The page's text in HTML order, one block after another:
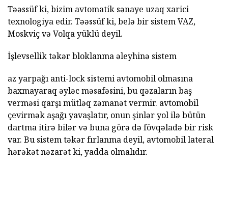
Təəssüf ki, bizim avtomatik sənaye uzaq xarici
texnologiya edir. Təəssüf ki, belə bir sistem VAZ,
Moskviç və Volqa yüklü deyil.
İşlevsellik təkər bloklanma əleyhinə sistem
az yarpağı anti-lock sistemi avtomobil olmasına
baxmayaraq əyləc məsafəsini, bu qəzaların baş
verməsi qarşı mütləq zəmanət vermir. avtomobil
çevirmək aşağı yavaşlatır, onun şinlər yol ilə bütün
dartma itirə bilər və buna görə də fövqəladə bir risk
var. Bu sistem təkər fırlanma deyil, avtomobil lateral
hərəkət nəzarət ki, yadda olmalıdır.